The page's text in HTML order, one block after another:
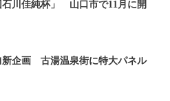
石川佳純杯」 山口市で11月に開
新企画 古湯温泉街に特大パネル